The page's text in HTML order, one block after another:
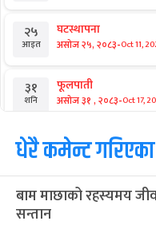
२५
आइत
घटस्थापना
असोज २५, २०८३-Oct 11,
३१
शनि
फूलपाती
असोज ३१ , २०८३-Oct 17,
१
आइत
कार्तिक सङ्क्रान्ति
कार्तिक १, २०८३-Oct 18,
३
मंगल
महानवमी
धेरै कमेन्ट गरिएका
बाम माछाको रहस्यमय
सन्तान